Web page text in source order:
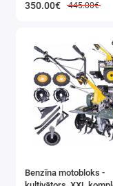
350.00€ 445.00€
Benzīna motobloks -